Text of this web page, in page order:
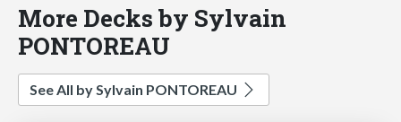
More Decks by Sylvain
PONTOREAU
See All by Sylvain PONTOREAU